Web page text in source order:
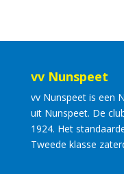
vv Nunspeet
vv Nunspeet is een
uit Nunspeet. De
1924. Het
Tweede klasse